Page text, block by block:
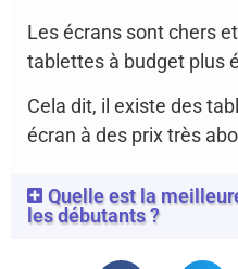
Les écrans sont chers
tablettes à budget plus
Cela dit, il existe des
écran à des prix très
Quelle est la
les débutants ?